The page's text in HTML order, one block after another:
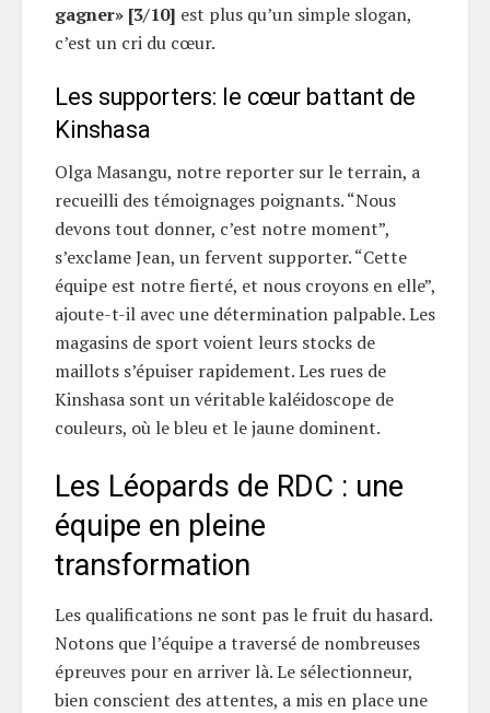
gagner» [3/10] est plus qu’un simple slogan,
c’est un cri du cœur.
Les supporters: le cœur battant de
Kinshasa
Olga Masangu, notre reporter sur le terrain, a
recueilli des témoignages poignants. “Nous
devons tout donner, c’est notre moment”,
s’exclame Jean, un fervent supporter. “Cette
équipe est notre fierté, et nous croyons en elle”,
ajoute-t-il avec une détermination palpable. Les
magasins de sport voient leurs stocks de
maillots s’épuiser rapidement. Les rues de
Kinshasa sont un véritable kaléidoscope de
couleurs, où le bleu et le jaune dominent.
Les Léopards de RDC : une
équipe en pleine
transformation
Les qualifications ne sont pas le fruit du hasard.
Notons que l’équipe a traversé de nombreuses
épreuves pour en arriver là. Le sélectionneur,
bien conscient des attentes, a mis en place une